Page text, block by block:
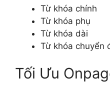
Từ khóa chính
Từ khóa phụ
Từ khóa dài
Từ khóa chuyển
Tối Ưu